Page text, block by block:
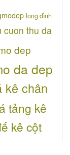
long đình
cuon thu da
dep
da dep
kê chân
tảng kê
kê cột